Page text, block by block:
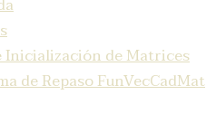
de Matrices
de Repaso FunVecCadMat